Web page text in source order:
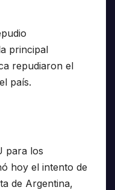
principal
repudiaron el
país.
para los
hoy el intento de
de Argentina,